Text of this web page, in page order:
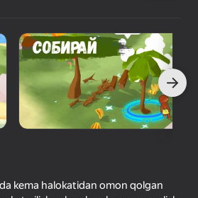
на
6+
kema halokatidan omon qolgan